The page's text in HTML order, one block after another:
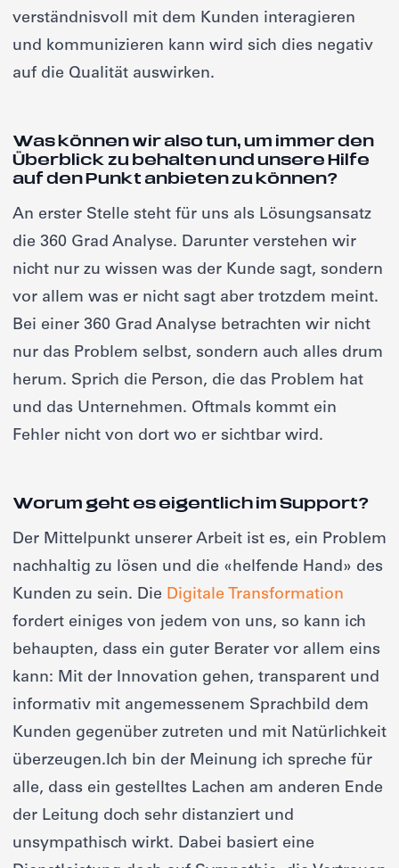
verständnisvoll mit dem Kunden interagieren
und kommunizieren kann wird sich dies negativ
auf die Qualität auswirken.
Was können wir also tun, um immer den
Überblick zu behalten und unsere Hilfe
auf den Punkt anbieten zu können?
An erster Stelle steht für uns als Lösungsansatz
die 360 Grad Analyse. Darunter verstehen wir
nicht nur zu wissen was der Kunde sagt, sondern
vor allem was er nicht sagt aber trotzdem meint.
Bei einer 360 Grad Analyse betrachten wir nicht
nur das Problem selbst, sondern auch alles drum
herum. Sprich die Person, die das Problem hat
und das Unternehmen. Oftmals kommt ein
Fehler nicht von dort wo er sichtbar wird.
Worum geht es eigentlich im Support?
Der Mittelpunkt unserer Arbeit ist es, ein Problem
nachhaltig zu lösen und die «helfende Hand» des
Kunden zu sein. Die Digitale Transformation
fordert einiges von jedem von uns, so kann ich
behaupten, dass ein guter Berater vor allem eins
kann: Mit der Innovation gehen, transparent und
informativ mit angemessenem Sprachbild dem
Kunden gegenüber zutreten und mit Natürlichkeit
überzeugen.Ich bin der Meinung ich spreche für
alle, dass ein gestelltes Lachen am anderen Ende
der Leitung doch sehr distanziert und
unsympathisch wirkt. Dabei basiert eine